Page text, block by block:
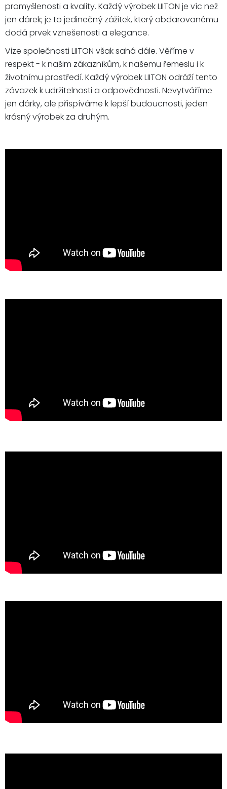
promyšlenosti a kvality. Každý výrobek LIITON je víc než
jen dárek; je to jedinečný zážitek, který obdarovanému
dodá prvek vznešenosti a elegance.
Vize společnosti LIITON však sahá dále. Věříme v
respekt - k našim zákazníkům, k našemu řemeslu i k
životnímu prostředí. Každý výrobek LIITON odráží tento
závazek k udržitelnosti a odpovědnosti. Nevytváříme
jen dárky, ale přispíváme k lepší budoucnosti, jeden
krásný výrobek za druhým.